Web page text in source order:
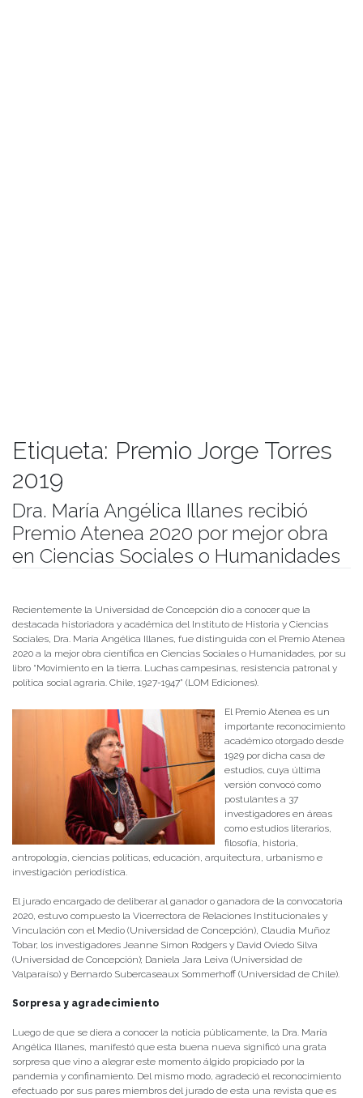
Etiqueta: Premio Jorge Torres
2019
Dra. María Angélica Illanes recibió
Premio Atenea 2020 por mejor obra
en Ciencias Sociales o Humanidades
Recientemente la Universidad de Concepción dio a conocer que la
destacada historiadora y académica del Instituto de Historia y Ciencias
Sociales, Dra. María Angélica Illanes, fue distinguida con el Premio Atenea
2020 a la mejor obra científica en Ciencias Sociales o Humanidades, por su
libro “Movimiento en la tierra. Luchas campesinas, resistencia patronal y
política social agraria. Chile, 1927-1947” (LOM Ediciones).
El Premio Atenea es un
importante reconocimiento
académico otorgado desde
1929 por dicha casa de
estudios, cuya última
versión convocó como
postulantes a 37
investigadores en áreas
como estudios literarios,
filosofía, historia,
antropología, ciencias políticas, educación, arquitectura, urbanismo e
investigación periodística.
El jurado encargado de deliberar al ganador o ganadora de la convocatoria
2020, estuvo compuesto la Vicerrectora de Relaciones Institucionales y
Vinculación con el Medio (Universidad de Concepción), Claudia Muñoz
Tobar; los investigadores Jeanne Simon Rodgers y David Oviedo Silva
(Universidad de Concepción); Daniela Jara Leiva (Universidad de
Valparaíso) y Bernardo Subercaseaux Sommerhoff (Universidad de Chile).
Sorpresa y agradecimiento
Luego de que se diera a conocer la noticia públicamente, la Dra. María
Angélica Illanes, manifestó que esta buena nueva significó una grata
sorpresa que vino a alegrar este momento álgido propiciado por la
pandemia y confinamiento. Del mismo modo, agradeció el reconocimiento
efectuado por sus pares miembros del jurado de esta una revista que es